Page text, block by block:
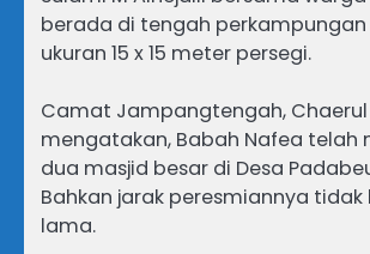
berada di tengah
ukuran 15 x 15 meter persegi.
Camat Jampangtengah, Chaerul
mengatakan, Babah Nafea telah
dua masjid besar di Desa
Bahkan jarak peresmiannya tidak
lama.